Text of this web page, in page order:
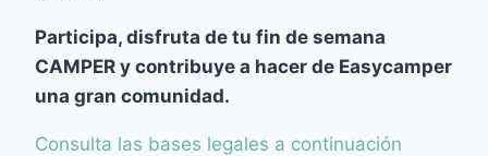
Participa, disfruta de tu fin de semana
CAMPER y contribuye a hacer de Easycamper
una gran comunidad.
Consulta las bases legales a continuación